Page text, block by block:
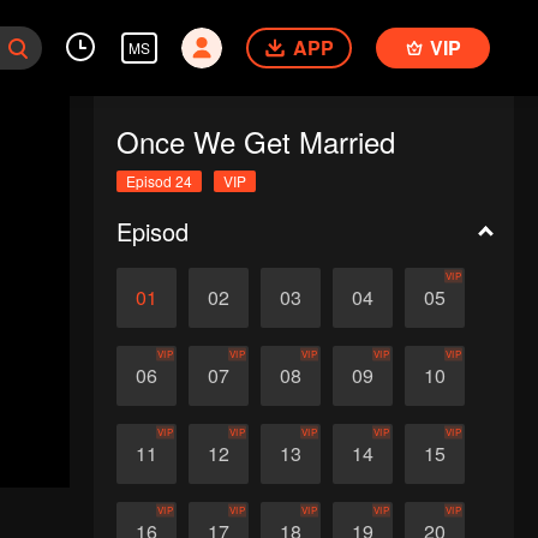
MS APP VIP
Once We Get Married
Episod 24 VIP
Episod
01 02 03 04 05
VIP
06
VIP
07
VIP
08
VIP
09
VIP
10
VIP
11
VIP
12
VIP
13
VIP
14
VIP
15
VIP
16
VIP
17
VIP
18
VIP
19
VIP
20
VIP